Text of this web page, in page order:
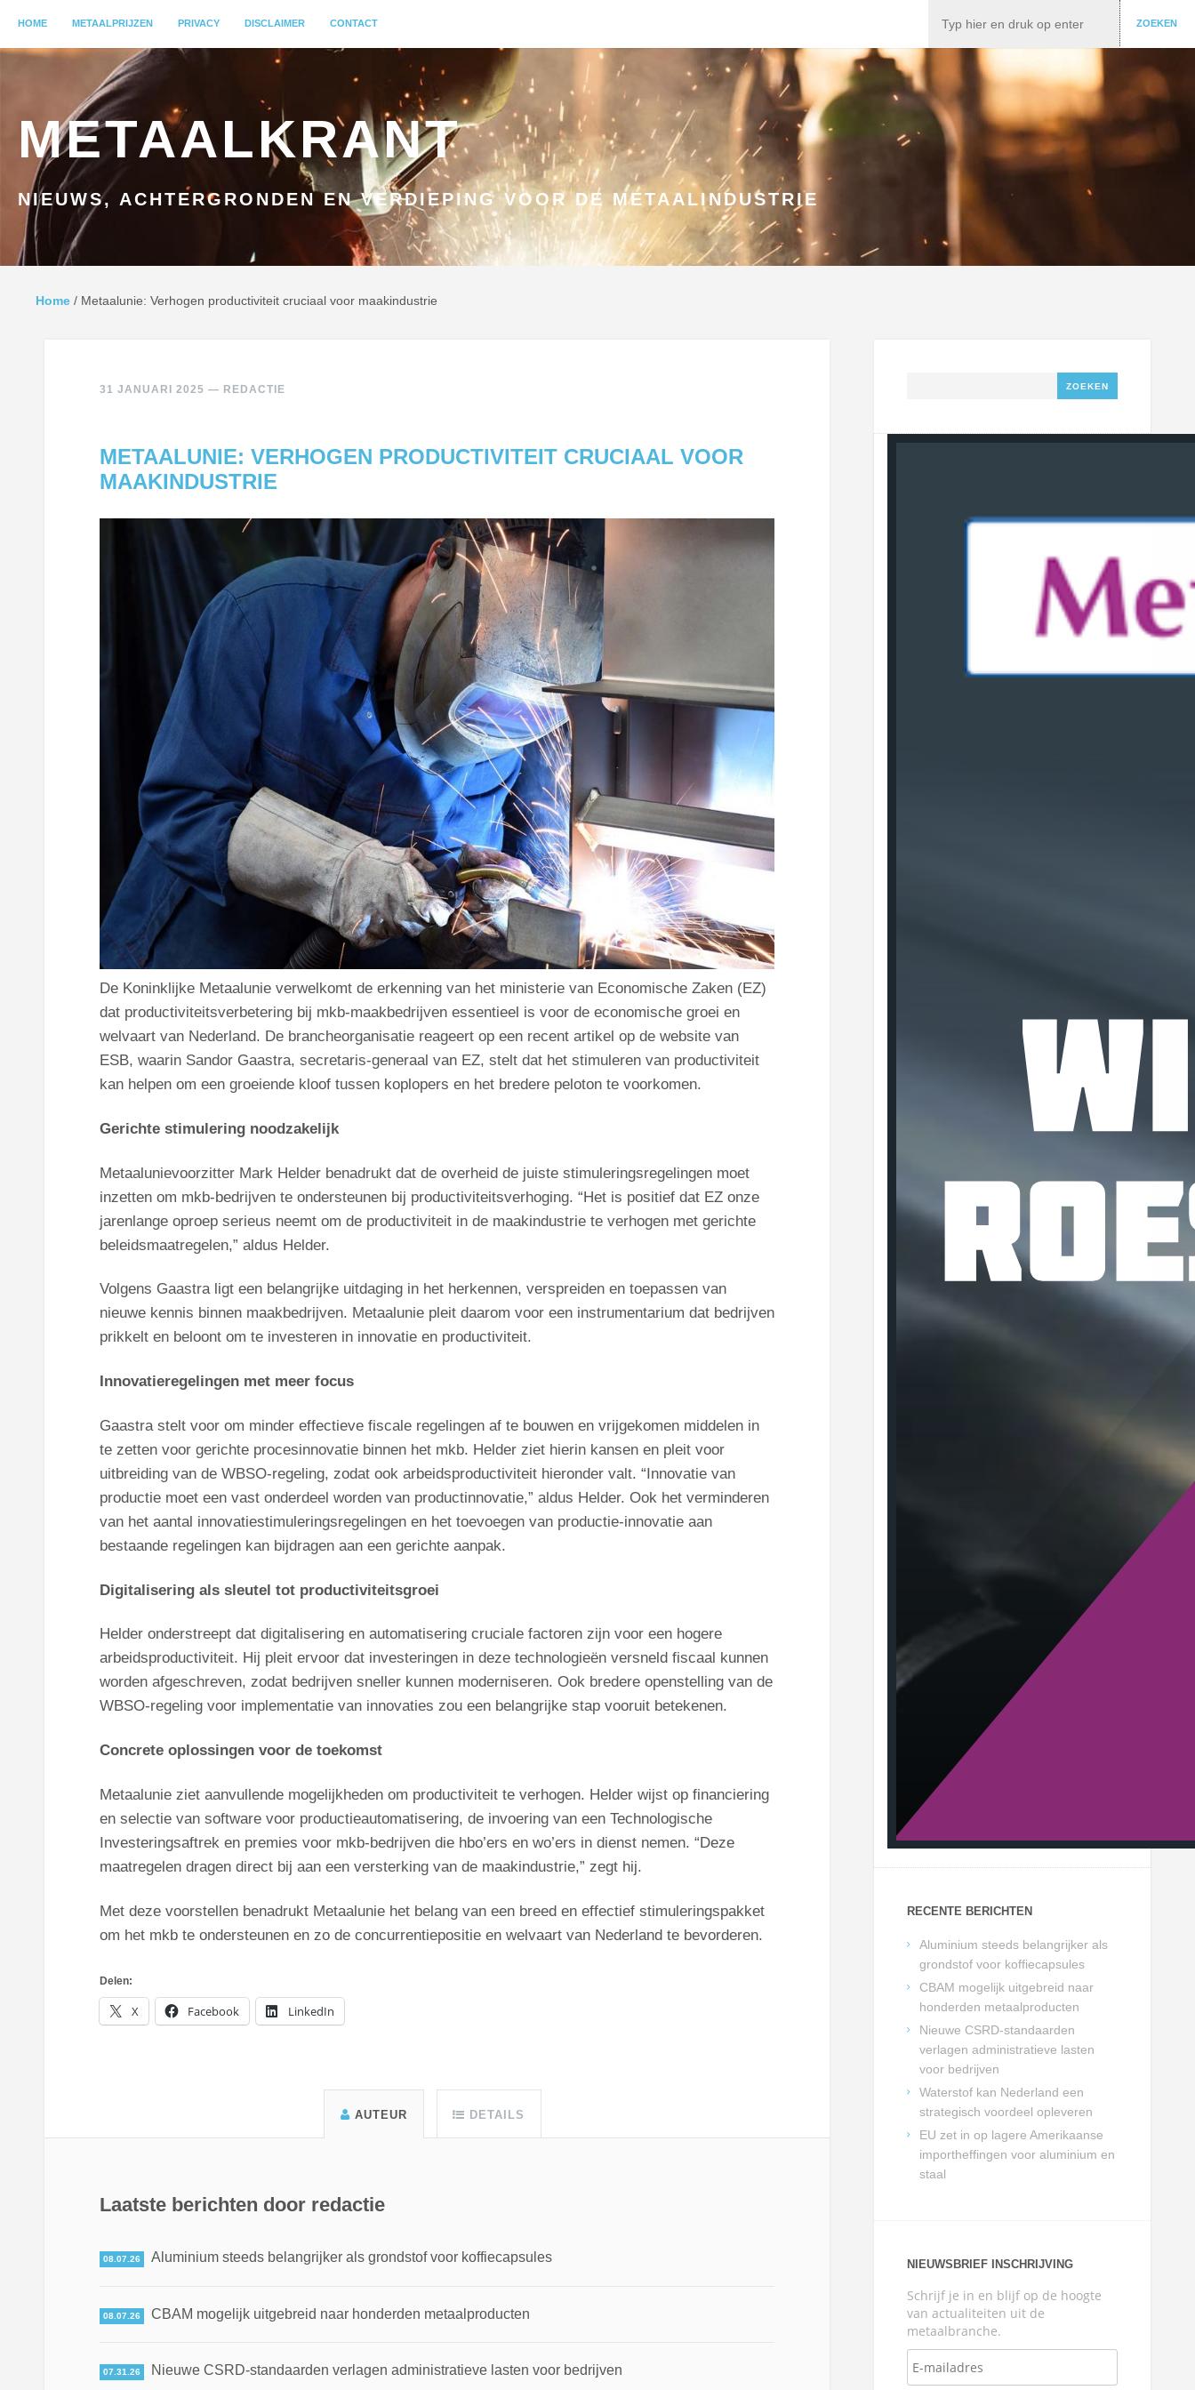
GA NAAR INHOUD
HOME METAALPRIJZEN PRIVACY DISCLAIMER CONTACT ZOEKEN
METAALKRANT
NIEUWS, ACHTERGRONDEN EN VERDIEPING VOOR DE METAALINDUSTRIE
Home / Metaalunie: Verhogen productiviteit cruciaal voor maakindustrie
31 JANUARI 2025 — REDACTIE
METAALUNIE: VERHOGEN PRODUCTIVITEIT CRUCIAAL VOOR
MAAKINDUSTRIE
De Koninklijke Metaalunie verwelkomt de erkenning van het ministerie van Economische Zaken (EZ)
dat productiviteitsverbetering bij mkb-maakbedrijven essentieel is voor de economische groei en
welvaart van Nederland. De brancheorganisatie reageert op een recent artikel op de website van
ESB, waarin Sandor Gaastra, secretaris-generaal van EZ, stelt dat het stimuleren van productiviteit
kan helpen om een groeiende kloof tussen koplopers en het bredere peloton te voorkomen.
Gerichte stimulering noodzakelijk
Metaalunievoorzitter Mark Helder benadrukt dat de overheid de juiste stimuleringsregelingen moet
inzetten om mkb-bedrijven te ondersteunen bij productiviteitsverhoging. “Het is positief dat EZ onze
jarenlange oproep serieus neemt om de productiviteit in de maakindustrie te verhogen met gerichte
beleidsmaatregelen,” aldus Helder.
Volgens Gaastra ligt een belangrijke uitdaging in het herkennen, verspreiden en toepassen van
nieuwe kennis binnen maakbedrijven. Metaalunie pleit daarom voor een instrumentarium dat bedrijven
prikkelt en beloont om te investeren in innovatie en productiviteit.
Innovatieregelingen met meer focus
Gaastra stelt voor om minder effectieve fiscale regelingen af te bouwen en vrijgekomen middelen in
te zetten voor gerichte procesinnovatie binnen het mkb. Helder ziet hierin kansen en pleit voor
uitbreiding van de WBSO-regeling, zodat ook arbeidsproductiviteit hieronder valt. “Innovatie van
productie moet een vast onderdeel worden van productinnovatie,” aldus Helder. Ook het verminderen
van het aantal innovatiestimuleringsregelingen en het toevoegen van productie-innovatie aan
bestaande regelingen kan bijdragen aan een gerichte aanpak.
Digitalisering als sleutel tot productiviteitsgroei
Helder onderstreept dat digitalisering en automatisering cruciale factoren zijn voor een hogere
arbeidsproductiviteit. Hij pleit ervoor dat investeringen in deze technologieën versneld fiscaal kunnen
worden afgeschreven, zodat bedrijven sneller kunnen moderniseren. Ook bredere openstelling van de
WBSO-regeling voor implementatie van innovaties zou een belangrijke stap vooruit betekenen.
Concrete oplossingen voor de toekomst
Metaalunie ziet aanvullende mogelijkheden om productiviteit te verhogen. Helder wijst op financiering
en selectie van software voor productieautomatisering, de invoering van een Technologische
Investeringsaftrek en premies voor mkb-bedrijven die hbo’ers en wo’ers in dienst nemen. “Deze
maatregelen dragen direct bij aan een versterking van de maakindustrie,” zegt hij.
Met deze voorstellen benadrukt Metaalunie het belang van een breed en effectief stimuleringspakket
om het mkb te ondersteunen en zo de concurrentiepositie en welvaart van Nederland te bevorderen.
Delen:
X Facebook LinkedIn
AUTEUR DETAILS
Laatste berichten door redactie
08.07.26 Aluminium steeds belangrijker als grondstof voor koffiecapsules
08.07.26 CBAM mogelijk uitgebreid naar honderden metaalproducten
07.31.26 Nieuwe CSRD-standaarden verlagen administratieve lasten voor bedrijven
RECENTE BERICHTEN
Aluminium steeds belangrijker als
grondstof voor koffiecapsules
CBAM mogelijk uitgebreid naar
honderden metaalproducten
Nieuwe CSRD-standaarden
verlagen administratieve lasten
voor bedrijven
Waterstof kan Nederland een
strategisch voordeel opleveren
EU zet in op lagere Amerikaanse
importheffingen voor aluminium en
staal
NIEUWSBRIEF INSCHRIJVING
Schrijf je in en blijf op de hoogte
van actualiteiten uit de
metaalbranche.